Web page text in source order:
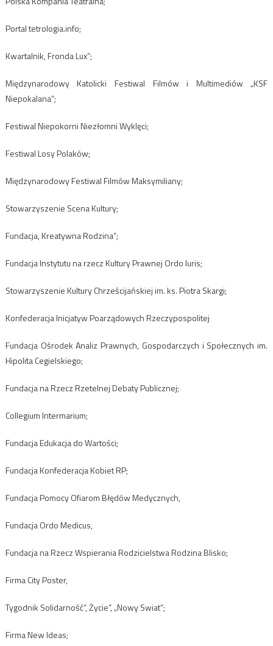
Portal tetrologia.info;
Kwartalnik, Fronda Lux”;
Międzynarodowy Katolicki Festiwal Filmów i Multimediów „KSF
Niepokalana”;
Festiwal Niepokorni Niezłomni Wyklęci;
Festiwal Losy Polaków;
Międzynarodowy Festiwal Filmów Maksymiliany;
Stowarzyszenie Scena Kultury;
Fundacja, Kreatywna Rodzina”;
Fundacja Instytutu na rzecz Kultury Prawnej Ordo luris;
Stowarzyszenie Kultury Chrześcijańskiej im. ks. Piotra Skargi;
Konfederacja Inicjatyw Poarządowych Rzeczypospolitej
Fundacja Ośrodek Analiz Prawnych, Gospodarczych i Społecznych im.
Hipolita Cegielskiego;
Fundacja na Rzecz Rzetelnej Debaty Publicznej;
Collegium Intermarium;
Fundacja Edukacja do Wartości;
Fundacja Konfederacja Kobiet RP;
Fundacja Pomocy Ofiarom Błędów Medycznych,
Fundacja Ordo Medicus,
Fundacja na Rzecz Wspierania Rodzicielstwa Rodzina Blisko;
Firma City Poster,
Tygodnik Solidarność”, Życie”, „Nowy Swiat”;
Firma New Ideas;